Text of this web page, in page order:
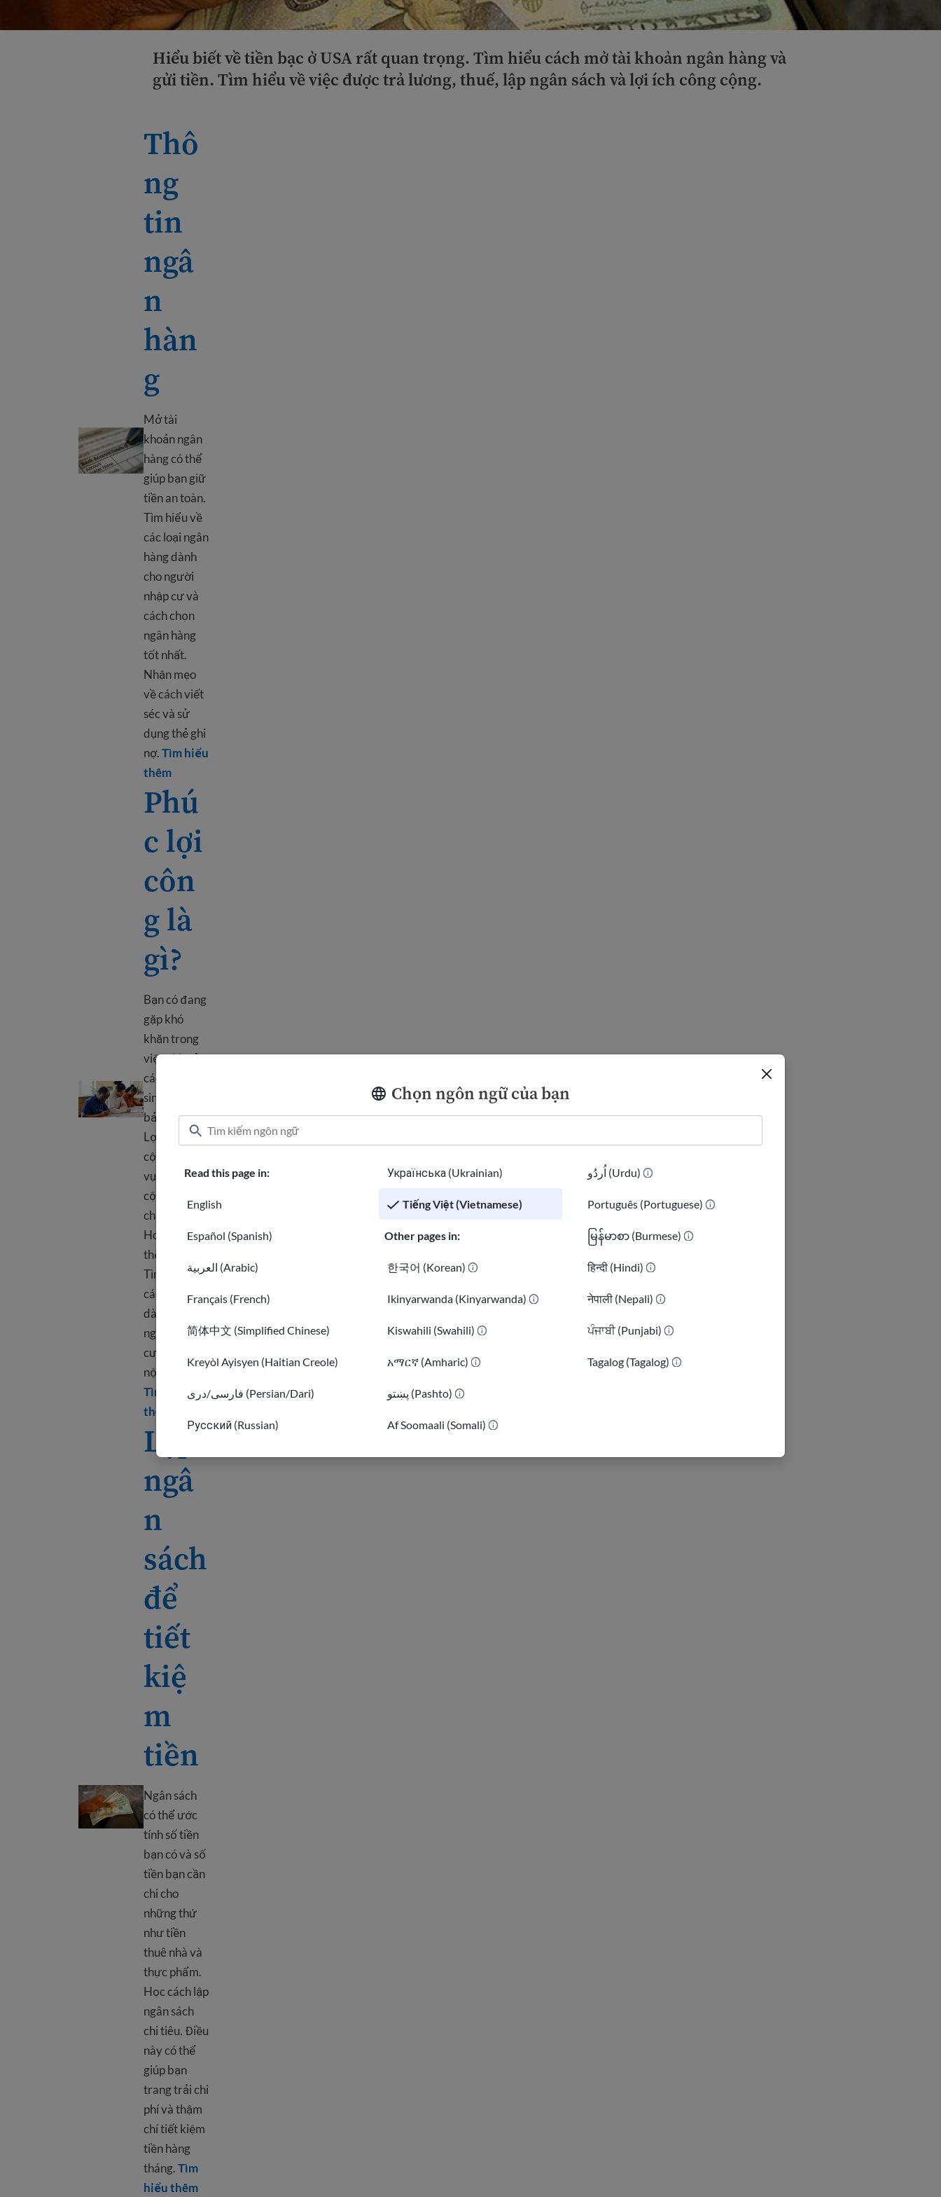
Chọn ngôn ngữ của bạn
Read this page in:
English
Español (Spanish)
العربية (Arabic)
Français (French)
简体中文 (Simplified Chinese)
Kreyòl Ayisyen (Haitian Creole)
فارسی/دری (Persian/Dari)
Русский (Russian)
Українська (Ukrainian)
Tiếng Việt (Vietnamese)
Other pages in:
한국어 (Korean)
Ikinyarwanda (Kinyarwanda)
Kiswahili (Swahili)
አማርኛ (Amharic)
پښتو (Pashto)
Af Soomaali (Somali)
اُردُو (Urdu)
Português (Portuguese)
မြန်မာစာ (Burmese)
हिन्दी (Hindi)
नेपाली (Nepali)
ਪੰਜਾਬੀ (Punjabi)
Tagalog (Tagalog)
Hiểu biết về tiền bạc ở USA rất quan trọng. Tìm hiểu cách mở tài khoản ngân hàng và
gửi tiền. Tìm hiểu về việc được trả lương, thuế, lập ngân sách và lợi ích công cộng.
Thông tin ngân hàng
Thô
ng
tin
ngâ
n
hàn
g
Mở tài
khoản ngân
hàng có thể
giúp bạn giữ
tiền an toàn.
Tìm hiểu về
các loại ngân
hàng dành
cho người
nhập cư và
cách chọn
ngân hàng
tốt nhất.
Nhận mẹo
về cách viết
séc và sử
dụng thẻ ghi
nợ.Tìm hiểu
thêmLearn more about Bank information
Phúc lợi công là gì?
Phú
c lợi
côn
g là
gì?
Bạn có đang
gặp khó
khăn trong
việc chi trả
các chi phí
sinh hoạt cơ
bản không?
Lợi ích công
cộng và dịch
vụ công
cộng từ
chính phủ
Hoa Kỳ có
thể giúp ích.
Tìm hiểu về
các lựa chọn
dành cho
người nhập
cư và cách
nộp đơn.
Tìm hiểu
thêm
Lập ngân sách để tiết kiệm tiền
Lập
ngâ
n
sách
để
tiết
kiệ
m
tiền
Ngân sách
có thể ước
tính số tiền
bạn có và số
tiền bạn cần
chi cho
những thứ
như tiền
thuê nhà và
thực phẩm.
Học cách lập
ngân sách
chi tiêu. Điều
này có thể
giúp bạn
trang trải chi
phí và thậm
chí tiết kiệm
tiền hàng
tháng.Tìm
hiểu thêmLearn more about Making a budget to save money